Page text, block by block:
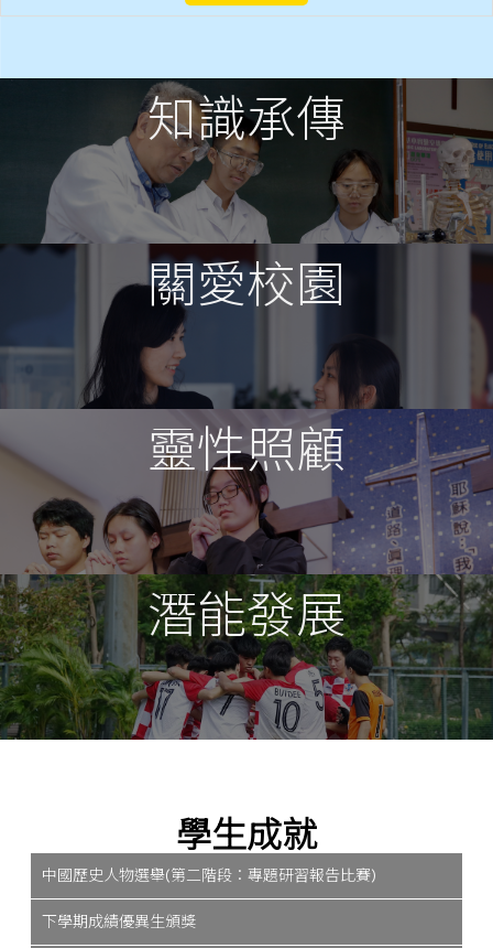
知識承傳
關愛校園
靈性照顧
潛能發展
學生成就
中國歷史人物選舉(第二階段：專題研習報告比賽)
下學期成績優異生頒獎